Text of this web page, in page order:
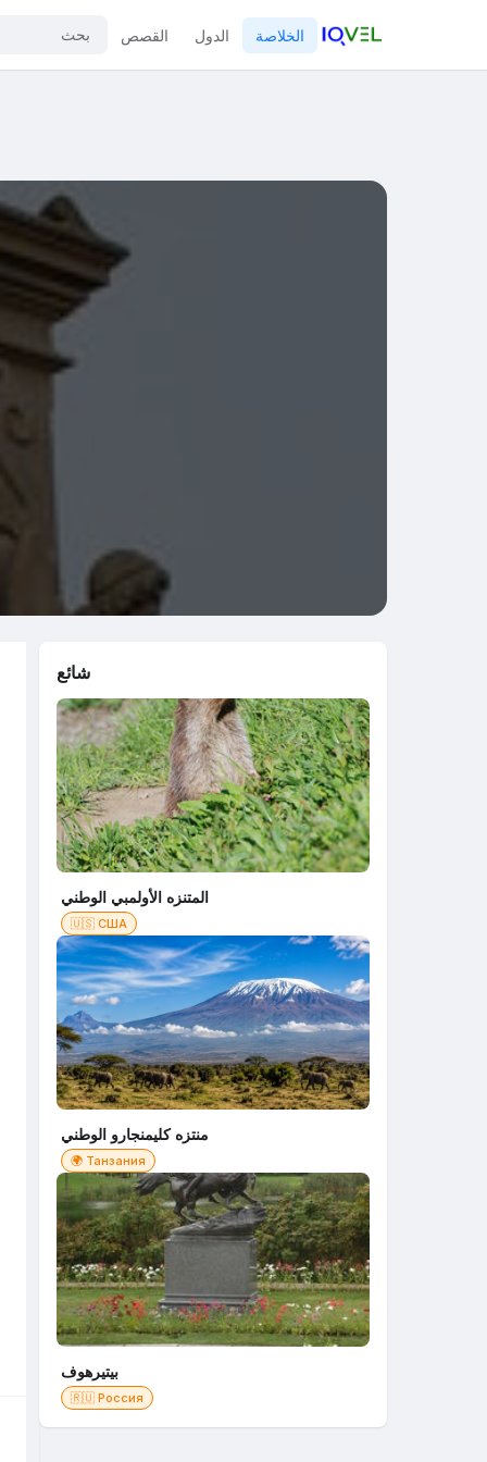
الخلاصة الدول القصص
شائع
المتنزه الأولمبي الوطني
🇺🇸 США
منتزه كليمنجارو الوطني
🌍 Танзания
بيتيرهوف
🇷🇺 Россия